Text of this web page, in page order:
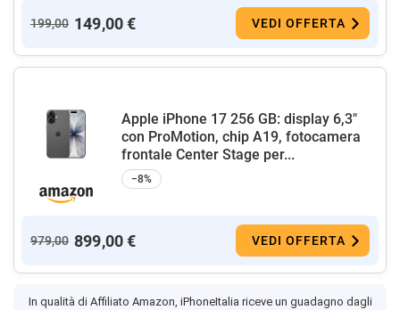
199,00 149,00 € VEDI OFFERTA
Apple iPhone 17 256 GB: display 6,3"
con ProMotion, chip A19, fotocamera
frontale Center Stage per...
−8%
979,00 899,00 € VEDI OFFERTA
In qualità di Affiliato Amazon, iPhoneItalia riceve un guadagno dagli